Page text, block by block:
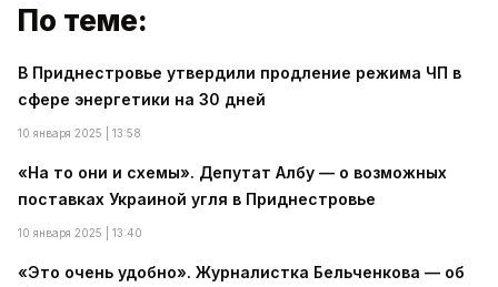
По теме:
В Приднестровье утвердили продление режима ЧП в
сфере энергетики на 30 дней
10 января 2025 | 13:58
«На то они и схемы». Депутат Албу — о возможных
поставках Украиной угля в Приднестровье
10 января 2025 | 13:40
«Это очень удобно». Журналистка Бельченкова — об